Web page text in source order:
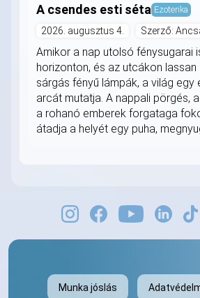
A csendes esti séta Ezoterika
2026. augusztus 4. Szerző:
Amikor a nap utolsó fénysugarai
horizonton, és az utcákon lassan
sárgás fényű lámpák, a világ egy
arcát mutatja. A nappali pörgés,
a rohanó emberek forgataga
átadja a helyét egy puha,
Munka jóslás